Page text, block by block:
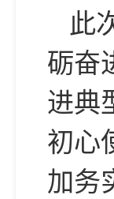
此
砺奋
进典
初心
加务